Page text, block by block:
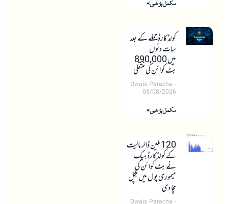
مکمل پڑھیں »
کولڈکارڈ حملے کے بعد
سات دنوں
میں 890,000
بٹ کوائن کی منتقلی
Owais Paracha
05/08/2026
مکمل پڑھیں »
120 ملین ڈالر مالیت
کے کولڈکارڈ ہیک
نے بٹ کوائن کی
میموری پول میں ہلچل
مچا دی